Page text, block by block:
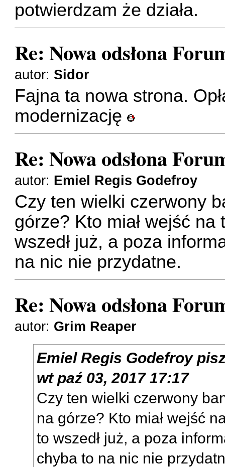
potwierdzam że działa.
Re: Nowa odsłona
autor: Sidor
Fajna ta nowa strona.
modernizację
Re: Nowa odsłona
autor: Emiel Regis Godefroy
Czy ten wielki czerwony
górze? Kto miał wejść
wszedł już, a poza
na nic nie przydatne.
Re: Nowa odsłona
autor: Grim Reaper
Emiel Regis Godefroy
wt paź 03, 2017 17:17
Czy ten wielki czerwony
na górze? Kto miał wejść
to wszedł już, a poza
chyba to na nic nie